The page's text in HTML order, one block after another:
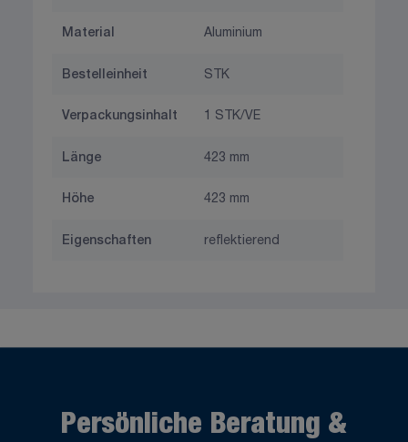
Material Aluminium
Bestelleinheit STK
Verpackungsinhalt 1 STK/VE
Länge 423 mm
Höhe 423 mm
Eigenschaften reflektierend
Persönliche Beratung &